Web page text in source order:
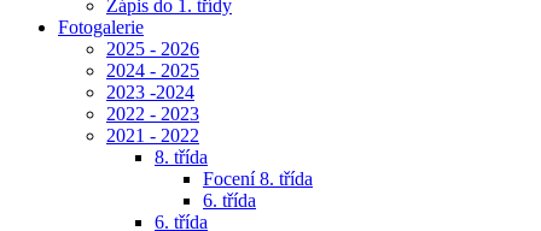
Zápis do 1. třídy
Fotogalerie
2025 - 2026
2024 - 2025
2023 -2024
2022 - 2023
2021 - 2022
8. třída
Focení 8. třída
6. třída
6. třída